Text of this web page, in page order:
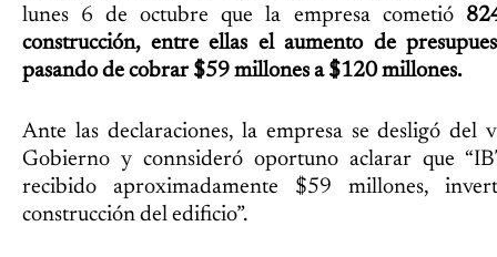
lunes 6 de octubre que la empresa cometió
construcción, entre ellas el aumento de
pasando de cobrar $59 millones a $120 millones.
Ante las declaraciones, la empresa se desligó del
Gobierno y connsideró oportuno aclarar que
recibido aproximadamente $59 millones,
construcción del edificio”.